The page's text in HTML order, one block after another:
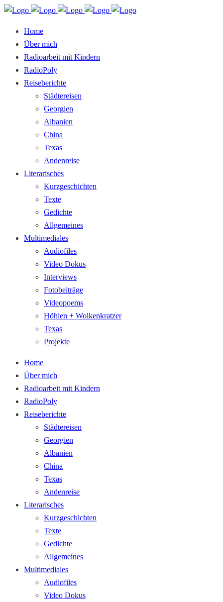
Home
Über mich
Radioarbeit mit Kindern
RadioPoly
Reiseberichte
Städtereisen
Georgien
Albanien
China
Texas
Andenreise
Literarisches
Kurzgeschichten
Texte
Gedichte
Allgemeines
Multimediales
Audiofiles
Video Dokus
Interviews
Fotobeiträge
Videopoems
Höhlen + Wolkenkratzer
Texas
Projekte
Home
Über mich
Radioarbeit mit Kindern
RadioPoly
Reiseberichte
Städtereisen
Georgien
Albanien
China
Texas
Andenreise
Literarisches
Kurzgeschichten
Texte
Gedichte
Allgemeines
Multimediales
Audiofiles
Video Dokus